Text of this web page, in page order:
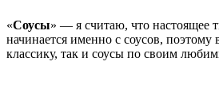
«Соусы» — я считаю, что настоящее
начинается именно с соусов, поэтому
классику, так и соусы по своим